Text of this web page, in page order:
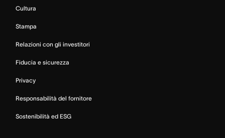
Cultura
Stampa
Relazioni con gli investitori
Fiducia e sicurezza
Privacy
Responsabilità del fornitore
Sostenibilità ed ESG